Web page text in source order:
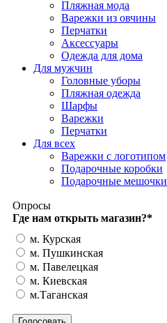
Пляжная мода
Варежки из овчины
Перчатки
Аксессуары
Одежда для дома
Для мужчин
Головные уборы
Пляжная одежда
Шарфы
Варежки
Перчатки
Для всех
Варежки с логотипом
Подарочные коробки
Подарочные мешочки
Опросы
Где нам открыть магазин?*
м. Курская
м. Пушкинская
м. Павелецкая
м. Киевская
м.Таганская